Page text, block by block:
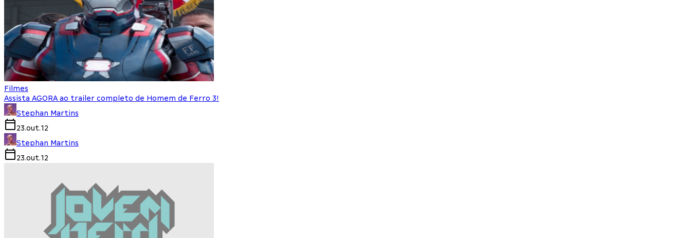
Filmes
Assista AGORA ao trailer completo de Homem de Ferro 3!
Stephan Martins
23.out.12
Stephan Martins
23.out.12